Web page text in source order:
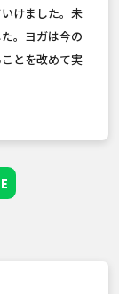
けました。未
。ヨガは今の
とを改めて実